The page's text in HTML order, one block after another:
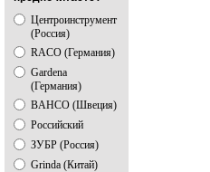
Центроинструмент
(Россия)
RACO (Германия)
Gardena
(Германия)
BAHCO (Швеция)
Российский
ЗУБР (Россия)
Grinda (Китай)